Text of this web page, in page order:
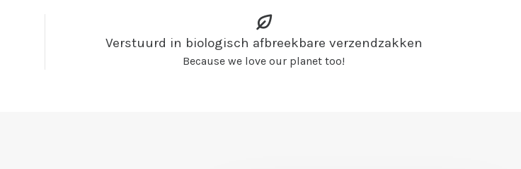
Verstuurd in biologisch afbreekbare verzendzakken
Because we love our planet too!